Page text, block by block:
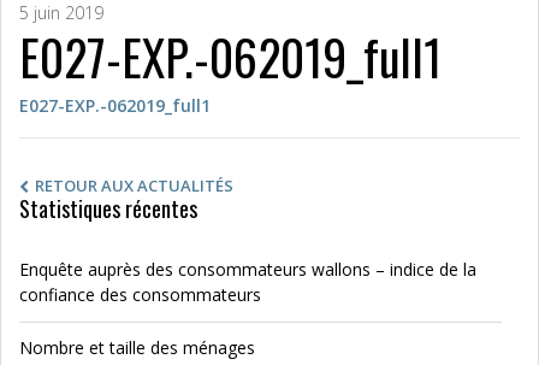
5 juin 2019
E027-EXP.-062019_full1
E027-EXP.-062019_full1
RETOUR AUX ACTUALITÉS
Statistiques récentes
Enquête auprès des consommateurs wallons – indice de la
confiance des consommateurs
Nombre et taille des ménages